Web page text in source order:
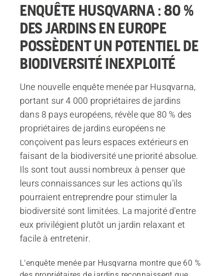
ENQUÊTE HUSQVARNA : 80 %
DES JARDINS EN EUROPE
POSSÈDENT UN POTENTIEL DE
BIODIVERSITÉ INEXPLOITÉ
Une nouvelle enquête menée par Husqvarna,
portant sur 4 000 propriétaires de jardins
dans 8 pays européens, révèle que 80 % des
propriétaires de jardins européens ne
conçoivent pas leurs espaces extérieurs en
faisant de la biodiversité une priorité absolue.
Ils sont tout aussi nombreux à penser que
leurs connaissances sur les actions qu'ils
pourraient entreprendre pour stimuler la
biodiversité sont limitées. La majorité d'entre
eux privilégient plutôt un jardin relaxant et
facile à entretenir.
L'enquête menée par Husqvarna montre que 60 %